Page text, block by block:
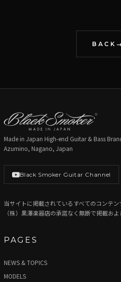
BACK
Made in Japan High-end Guitar & Bass
Azumino, Nagano, Japan
Black Smoker Guitar Channel
当サイトに掲載されているすべてのコンテン
（株）黒澤楽器店の承諾なく無断で掲載およ
PAGES
NEWS & TOPICS
MODELS